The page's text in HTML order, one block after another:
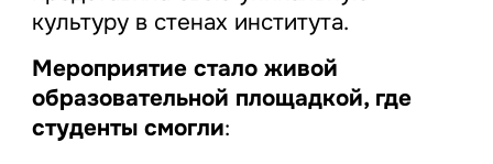
культуру в стенах института.
Мероприятие стало живой
образовательной площадкой, где
студенты смогли: